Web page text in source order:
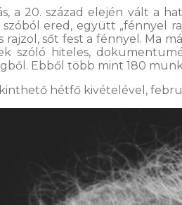
a 20. század elején vált a
szóból ered, együtt „fénnyel
rajzol, sőt fest a fénnyel. Ma
szóló hiteles,
Ebből több mint 180
hétfő kivételével,